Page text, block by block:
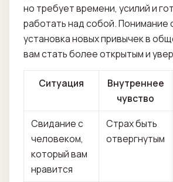
но требует времени, усилий и
работать над собой. Понимание
установка новых привычек в
вам стать более открытым и
Ситуация
Внутреннее
чувство
Свидание с
человеком,
который вам
нравится
Страх быть
отвергнутым